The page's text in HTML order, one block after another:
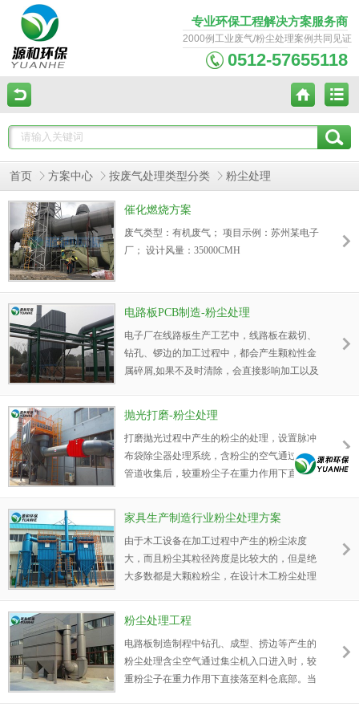
专业环保工程解决方案服务商
2000例工业废气/粉尘处理案例共同见证
0512-57655118
首页 方案中心 按废气处理类型分类 粉尘处理
催化燃烧方案
废气类型：有机废气； 项目示例：苏州某电子
厂； 设计风量：35000CMH
电路板PCB制造-粉尘处理
电子厂在线路板生产工艺中，线路板在裁切、
钻孔、锣边的加工过程中，都会产生颗粒性金
属碎屑,如果不及时清除，会直接影响加工以及
冲褶式滤筒除尘器进行处理。
抛光打磨-粉尘处理
打磨抛光过程中产生的粉尘的处理，设置脉冲
布袋除尘器处理系统，含粉尘的空气通过吸尘
管道收集后，较重粉尘子在重力作用下直接落
除。
家具生产制造行业粉尘处理方案
由于木工设备在加工过程中产生的粉尘浓度
大，而且粉尘其粒径跨度是比较大的，但是绝
大多数都是大颗粒粉尘，在设计木工粉尘处理
二级过滤，即先利用旋风除尘器将较大的颗粒
回收，然后利用袋式除尘器或者滤筒式除尘器
做最终净化，净化后的空气可以直接排放回车
间，这样可以在冬夏节省空调能源的损耗。
粉尘处理工程
电路板制造制程中钻孔、成型、捞边等产生的
粉尘处理含尘空气通过集尘机入口进入时，较
重粉尘子在重力作用下直接落至料仓底部。当